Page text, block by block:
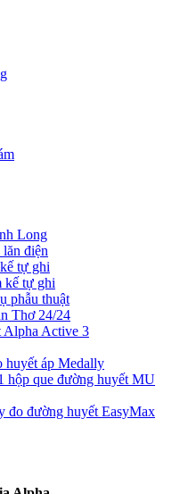
Long
điện
tự ghi
kế tự ghi
phẫu thuật
Thơ 24/24
Alpha Active 3
huyết áp Medally
hộp que đường huyết MU
đo đường huyết EasyMax